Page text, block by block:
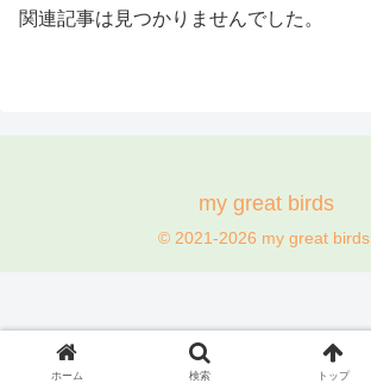
関連記事は見つかりませんでした。
my great birds
© 2021-2026 my great birds.
ホーム 検索 トップ